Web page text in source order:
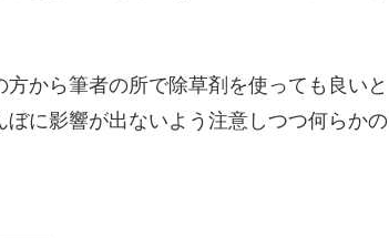
から筆者の所で除草剤を使っても良いと
に影響が出ないよう注意しつつ何らかの